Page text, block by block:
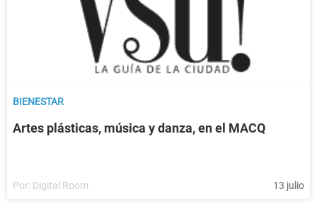
BIENESTAR
Artes plásticas, música y danza, en el MACQ
Por: Digital Room 13 julio